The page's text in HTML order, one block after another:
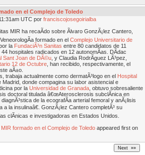
en el Complejo de Toledo
UTC por franciscojosegoirialba
MIR ha recaÃ­do sobre Ãlvaro GonzÃ¡lez Cantero,
formado en el Complejo Universitario de
la FundaciÃ³n Sanitas entre 80 candidatos de 11
hospitales radicados en 12 autonomÃ­as. DÃ­dac
Sant Joan de DÃ©u , y Claudia RodrÃ­guez LÃ³pez,
12 de Octubre , han recibido, respectivamente, el
aÃ±o.
trabaja actualmente como dermatÃ³logo en el Hospital
Madrid, donde compagina su labor asistencial e
por la Universidad de Granada , obtuvo sobresaliente
doctoral titulada â€œAterosclerosis subclÃ­nica en
de la ecografÃ­a arterial femoral y anÃ¡lisis
la insulinaâ€. GonzÃ¡lez Cantero completÃ³ su
clÃ­nicas e investigadoras en Estados Unidos.
formado en el Complejo de Toledo appeared first on